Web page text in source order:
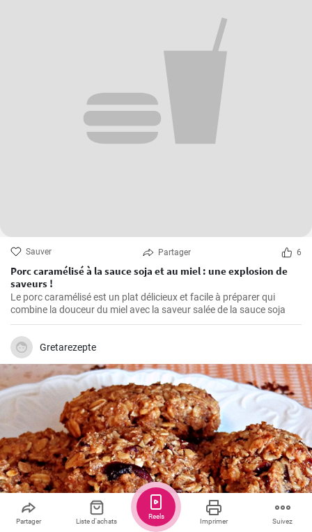
Sauver Partager 6
Porc caramélisé à la sauce soja et au miel : une explosion de
saveurs !
Le porc caramélisé est un plat délicieux et facile à préparer qui
combine la douceur du miel avec la saveur salée de la sauce soja
Gretarezepte
Partager Liste d'achats Imprimer Suivez
Reels